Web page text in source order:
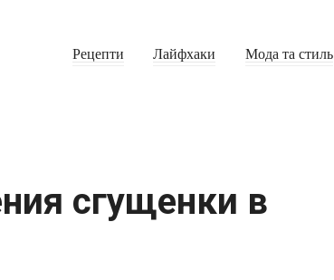
Рецепти Лайфхаки Мода та стиль
сгущенки в